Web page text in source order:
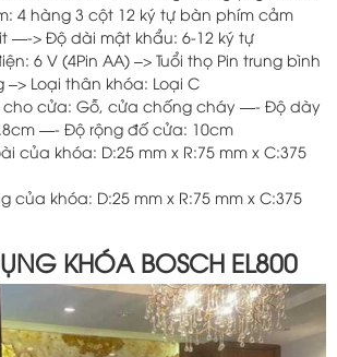
4 hàng 3 cột 12 ký tự bàn phím cảm
—-> Độ dài mật khẩu: 6-12 ký tự
6 V (4Pin AA) –> Tuổi thọ Pin trung bình
–> Loại thân khóa: Loại C
cho cửa: Gỗ, cửa chống cháy —- Độ dày
—- Độ rộng đố cửa: 10cm
của khóa: D:25 mm x R:75 mm x C:375
của khóa: D:25 mm x R:75 mm x C:375
KHÓA BOSCH EL800